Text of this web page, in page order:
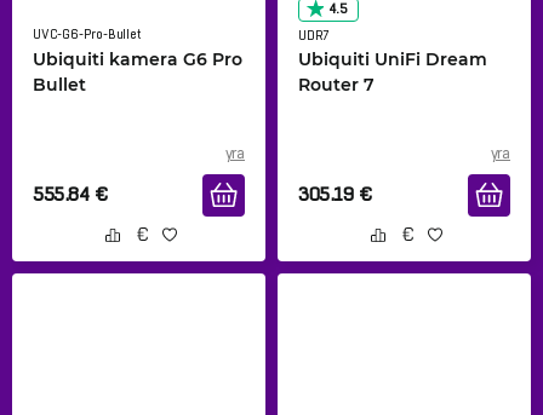
UVC-G6-Pro-Bullet
Ubiquiti kamera G6 Pro
Bullet
yra
555.84 €
4.5
UDR7
Ubiquiti UniFi Dream
Router 7
yra
305.19 €